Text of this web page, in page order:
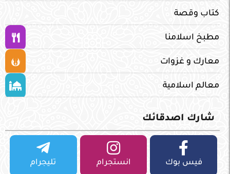
كتاب وقصة
مطبخ اسلامنا
معارك و غزوات
معالم اسلامية
شارك اصدقائك
فيس بوك انستجرام تليجرام